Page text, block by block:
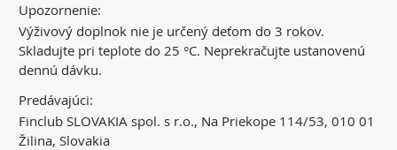
Upozornenie:
Výživový doplnok nie je určený deťom do 3 rokov.
Skladujte pri teplote do 25 °C. Neprekračujte ustanovenú
dennú dávku.
Predávajúci:
Finclub SLOVAKIA spol. s r.o., Na Priekope 114/53, 010 01
Žilina, Slovakia